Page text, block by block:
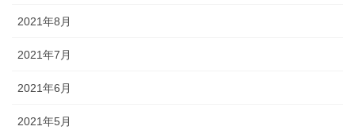
2021年8月
2021年7月
2021年6月
2021年5月